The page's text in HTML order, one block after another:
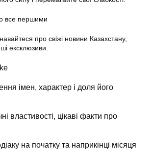
все першими
про свіжі новини Казахстану,
ексклюзиви.
імен, характер і доля його
властивості, цікаві факти про
на початку та наприкінці місяця